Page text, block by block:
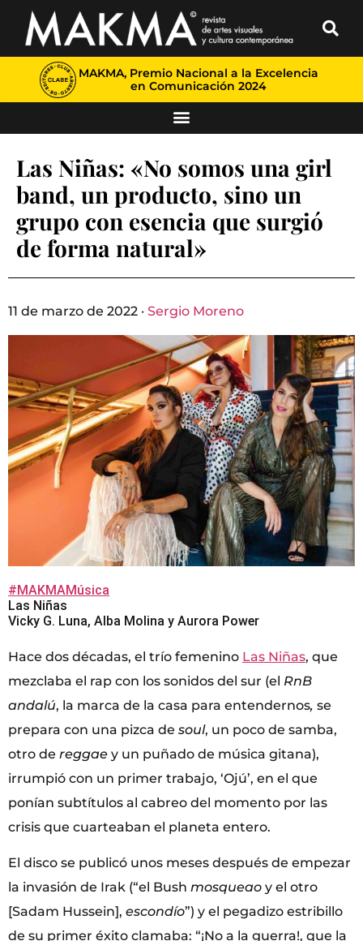
MAKMA, Premio Nacional a la Excelencia
en Comunicación 2024
Las Niñas: «No somos una girl
band, un producto, sino un
grupo con esencia que surgió
de forma natural»
11 de marzo de 2022 · Sergio Moreno
#MAKMAMúsica
Las Niñas
Vicky G. Luna, Alba Molina y Aurora Power
Hace dos décadas, el trío femenino Las Niñas, que
mezclaba el rap con los sonidos del sur (el RnB
andalú, la marca de la casa para entendernos, se
prepara con una pizca de soul, un poco de samba,
otro de reggae y un puñado de música gitana),
irrumpió con un primer trabajo, ‘Ojú’, en el que
ponían subtítulos al cabreo del momento por las
crisis que cuarteaban el planeta entero.
El disco se publicó unos meses después de empezar
la invasión de Irak (“el Bush mosqueao y el otro
[Sadam Hussein], escondío”) y el pegadizo estribillo
de su primer éxito clamaba: “¡No a la guerra!, que la